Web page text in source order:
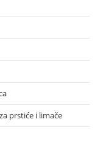
prstiće i limače